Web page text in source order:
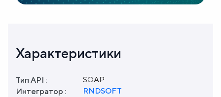
Характеристики
Тип API :
SOAP
Интегратор :
RNDSOFT